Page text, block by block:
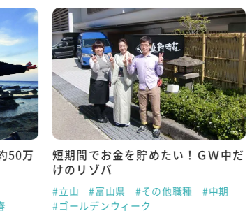
50万
短期間でお金を貯めたい！ＧＷ中だ
けのリゾバ
#立山 #富山県 #その他職種
#中期
#ゴールデンウィーク